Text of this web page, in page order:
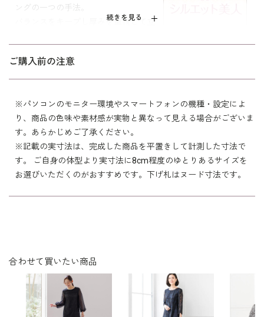
表地 アセテート 64％
その他
洗濯方法：クリーニング
ワイドパンツ /1407800-00
ワンピース / 6401770-00
イヤリング /5552454-92
ネックレス / 5510109-92
コサージュ / 5503914-31
バッグ / 5520941-32
※モデル：身長167cm 9号着用
続きを見る
ングの一つの手法。
バランスをキープし厚みを重視して立
年令・サイズに関係なくすっきりフィ
ットします。
ご購入前の注意
※パソコンのモニター環境やスマートフォンの機種・設定によ
り、商品の色味や素材感が実物と異なって見える場合がございま
す。あらかじめご了承ください。
※記載の実寸法は、完成した商品を平置きして計測した寸法で
す。 ご自身の体型より実寸法に8cm程度のゆとりあるサイズを
お選びいただくのがおすすめです。下げ札はヌード寸法です。
合わせて買いたい商品